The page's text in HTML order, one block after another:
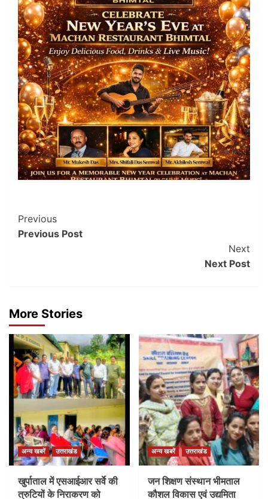
Post
Navigation
Previous
Previous Post
Next
Next Post
More Stories
अन्य खबरें उत्तराखंड
खुर्पाताल में एसआईआर सर्वे की
त्रुटियों के निराकरण को
अन्य खबरें उत्तराखंड
जन शिक्षण संस्थान भीमताल
कौशल विकास एवं उद्यमिता